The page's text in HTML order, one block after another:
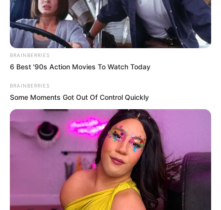
BRAINBERRIES
6 Best '90s Action Movies To Watch Today
BRAINBERRIES
Some Moments Got Out Of Control Quickly